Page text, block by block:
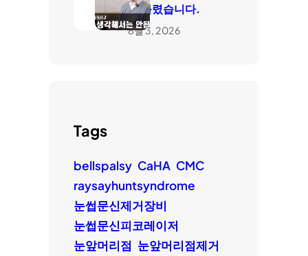
은 틀렸습니다.
8월 3, 2026
Tags
bellspalsy CaHA CMC
raysayhuntsyndrome
눈썹문신제거장비
눈썹문신피코레이저
눈앞머리점 눈앞머리점제거